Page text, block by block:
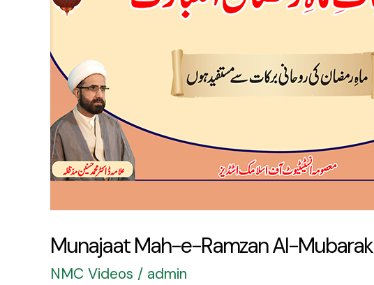
Munajaat Mah-e-Ramzan Al-Mubarak
NMC Videos / admin
Al-